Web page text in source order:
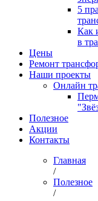
5
Как
в
Цены
Ремонт
Наши проекты
Онлайн
Полезное
Акции
Контакты
Главная
/
Полезное
/